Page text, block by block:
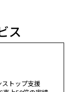
ス
トップ支援